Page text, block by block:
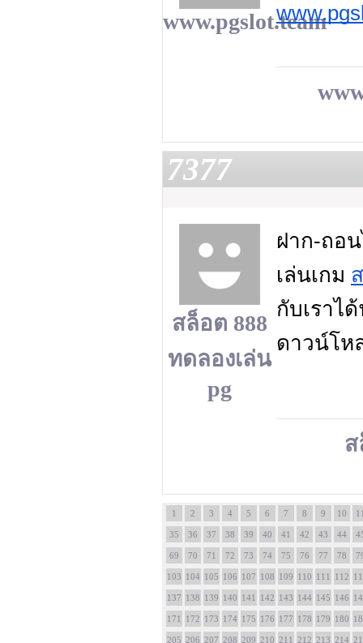
www.pgslot.team
7377
สล็อต 888
ทดลองเล่น
pg
ฝาก-ถอ
เล่นเกม
กับเราไ
ดาวน์โห
ส
1 2 3 4 5 6 7 8 9 10
35 36 37 38 39 40 41 42 43 44
69 70 71 72 73 74 75 76 77 78
103 104 105 106 107 108 109 110 111 112
137 138 139 140 141 142 143 144 145 146
171 172 173 174 175 176 177 178 179 180
205 206 207 208 209 210 211 212 213 214